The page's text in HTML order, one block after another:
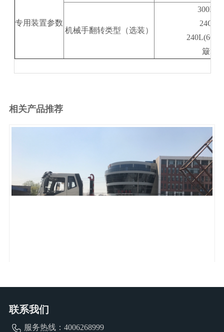
专用装置参数
机械手翻转类型（选装）
300L
24OL
簸箕
相关产品推荐
车厢可卸式垃圾车QDT5250ZXXC6
联系我们
服务热线： 4006268999